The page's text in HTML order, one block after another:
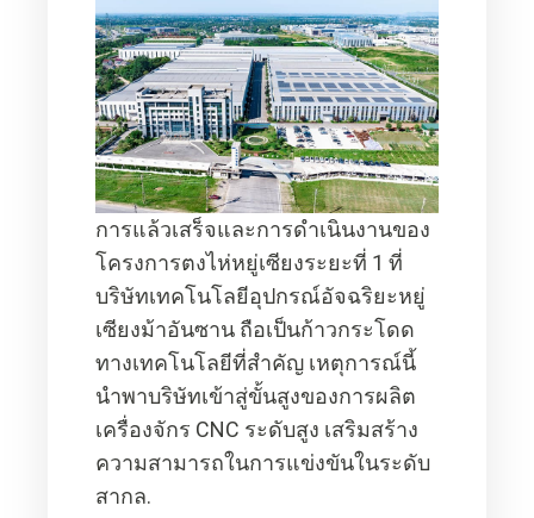
การแล้วเสร็จและการดำเนินงานของ
โครงการตงไห่หยู่เซียงระยะที่ 1 ที่
บริษัทเทคโนโลยีอุปกรณ์อัจฉริยะหยู่
เซียงม้าอันซาน ถือเป็นก้าวกระโดด
ทางเทคโนโลยีที่สำคัญ เหตุการณ์นี้
นำพาบริษัทเข้าสู่ขั้นสูงของการผลิต
เครื่องจักร CNC ระดับสูง เสริมสร้าง
ความสามารถในการแข่งขันในระดับ
สากล.